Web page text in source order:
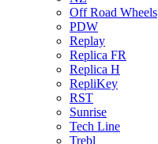
Off Road Wheels
PDW
Replay
Replica FR
Replica H
RepliKey
RST
Sunrise
Tech Line
Trebl